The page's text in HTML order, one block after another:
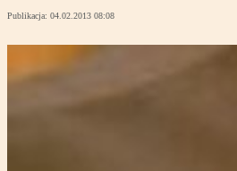
Publikacja: 04.02.2013 08:08